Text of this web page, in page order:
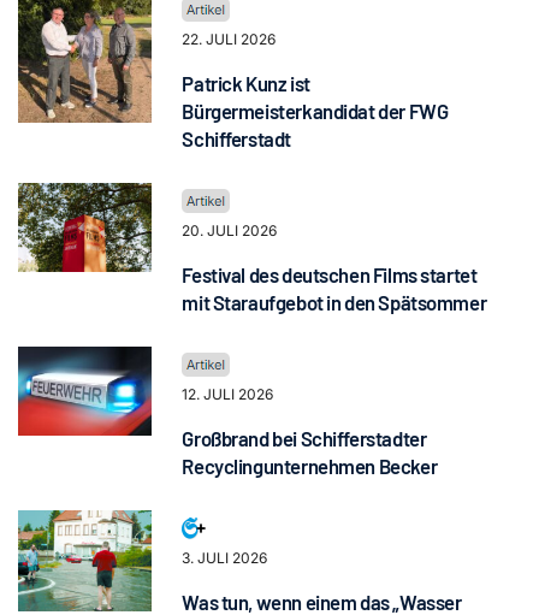
22. JULI 2026
Patrick Kunz ist
Bürgermeisterkandidat der FWG
Schifferstadt
20. JULI 2026
Festival des deutschen Films startet
mit Staraufgebot in den Spätsommer
12. JULI 2026
Großbrand bei Schifferstadter
Recyclingunternehmen Becker
3. JULI 2026
Was tun, wenn einem das „Wasser